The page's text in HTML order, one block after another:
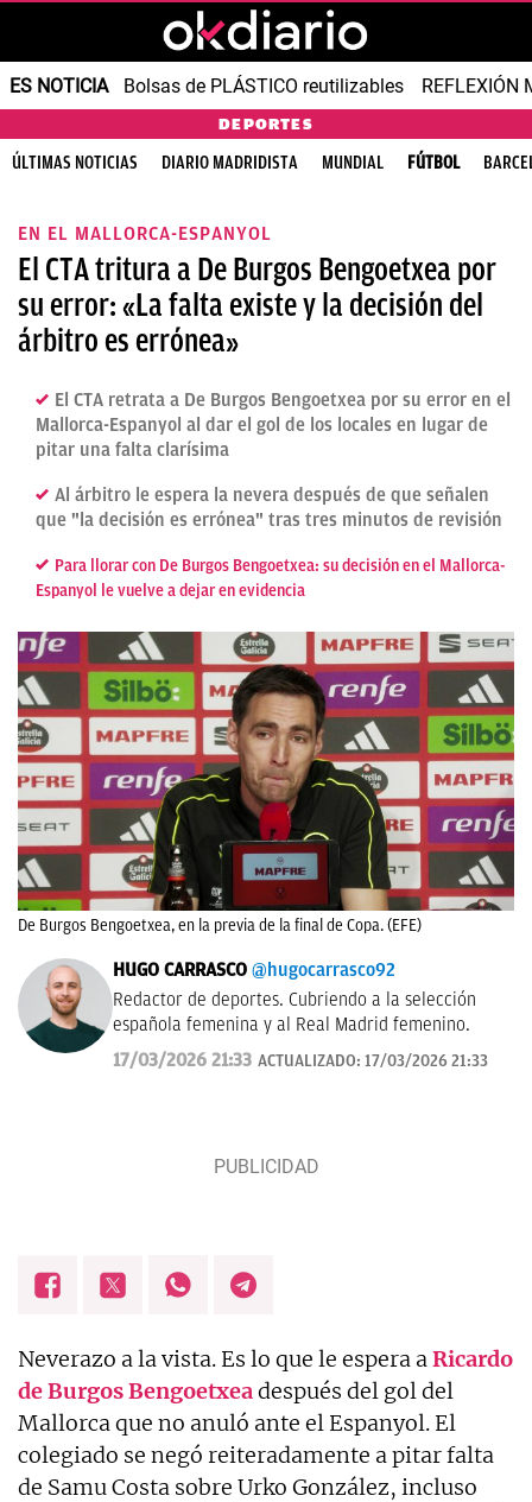
ES NOTICIA Bolsas de PLÁSTICO reutilizables REFLEXIÓN
DEPORTES
ÚLTIMAS NOTICIAS DIARIO MADRIDISTA MUNDIAL FÚTBOL
EN EL MALLORCA-ESPANYOL
El CTA tritura a De Burgos Bengoetxea por
su error: «La falta existe y la decisión del
árbitro es errónea»
El CTA retrata a De Burgos Bengoetxea por su error en el
Mallorca-Espanyol al dar el gol de los locales en lugar de
pitar una falta clarísima
Al árbitro le espera la nevera después de que señalen
que "la decisión es errónea" tras tres minutos de revisión
Para llorar con De Burgos Bengoetxea: su decisión en el Mallorca-
Espanyol le vuelve a dejar en evidencia
De Burgos Bengoetxea, en la previa de la final de Copa. (EFE)
HUGO CARRASCO @hugocarrasco92
Redactor de deportes. Cubriendo a la selección
española femenina y al Real Madrid femenino.
17/03/2026 21:33 ACTUALIZADO: 17/03/2026 21:33
Neverazo a la vista. Es lo que le espera aRicardo
de Burgos Bengoetxeadespués del gol del
Mallorca que no anuló ante el Espanyol. El
colegiado se negó reiteradamente a pitar falta
de Samu Costa sobre Urko González, incluso